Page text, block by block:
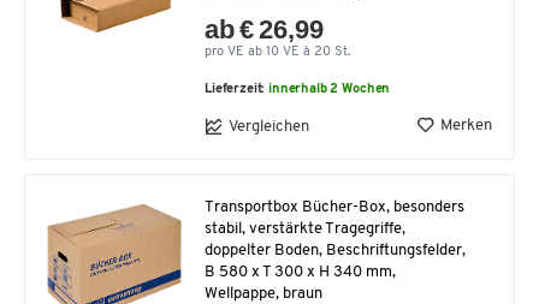
ab € 26,99
pro VE ab 10 VE à 20 St.
Lieferzeit:innerhalb 2 Wochen
Vergleichen Merken
Transportbox Bücher-Box, besonders
stabil, verstärkte Tragegriffe,
doppelter Boden, Beschriftungsfelder,
B 580 x T 300 x H 340 mm,
Wellpappe, braun